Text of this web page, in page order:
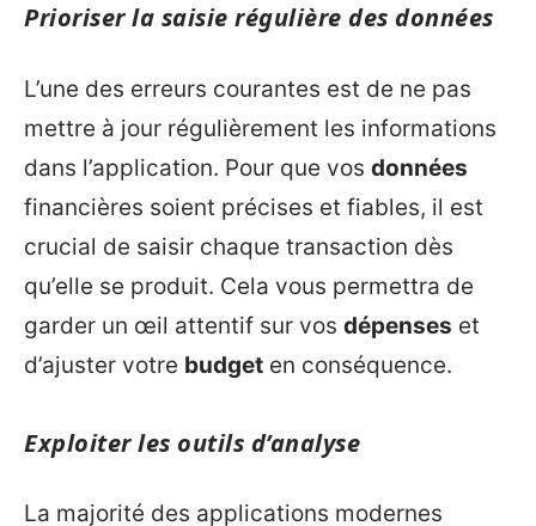
Prioriser la saisie régulière des données
L’une des erreurs courantes est de ne pas
mettre à jour régulièrement les informations
dans l’application. Pour que vos données
financières soient précises et fiables, il est
crucial de saisir chaque transaction dès
qu’elle se produit. Cela vous permettra de
garder un œil attentif sur vos dépenses et
d’ajuster votre budget en conséquence.
Exploiter les outils d’analyse
La majorité des applications modernes